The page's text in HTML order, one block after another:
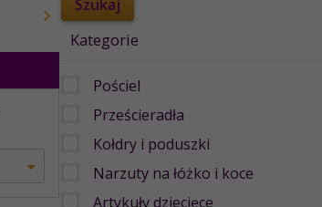
Kategorie
Pościel
Prześcieradła
Kołdry i poduszki
Narzuty na łóżko i koce
Artykuły dziecięce